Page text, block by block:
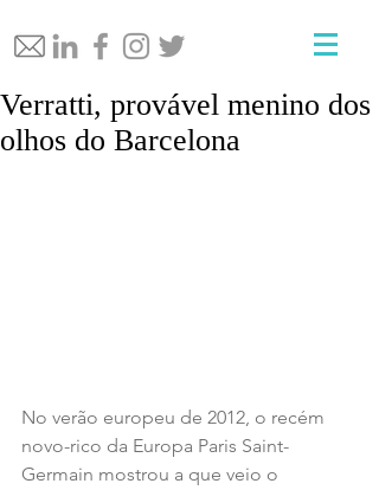
Verratti, provável menino dos
olhos do Barcelona
No verão europeu de 2012, o recém
novo-rico da Europa Paris Saint-
Germain mostrou a que veio o